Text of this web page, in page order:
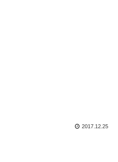
2017.12.25